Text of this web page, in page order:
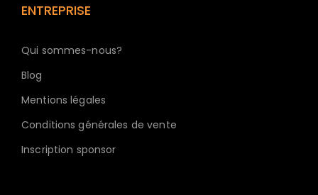
ENTREPRISE
Qui sommes-nous?
Blog
Mentions légales
Conditions générales de vente
Inscription sponsor